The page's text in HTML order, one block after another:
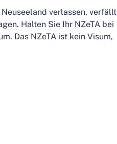
verlassen, verfällt
Halten Sie Ihr NZeTA bei
Das NZeTA ist kein Visum,